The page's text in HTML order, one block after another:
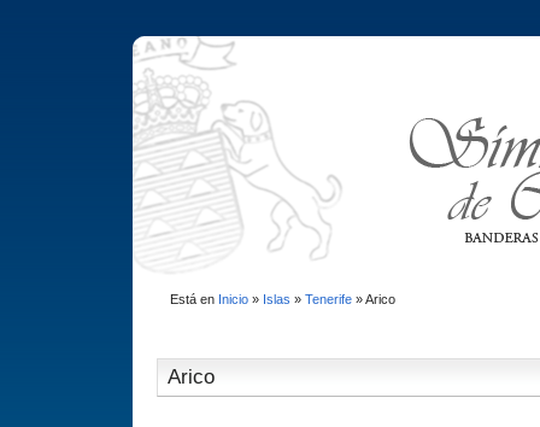
Está en Inicio» Islas » Tenerife»Arico
Arico